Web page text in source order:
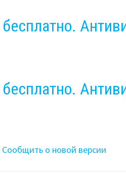
Сообщить о новой версии